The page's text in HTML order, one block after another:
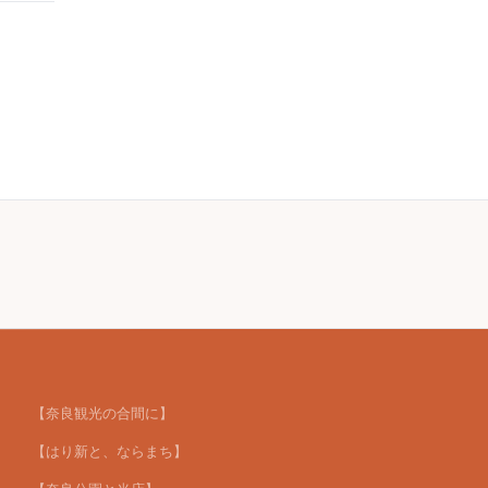
【奈良観光の合間に】
【はり新と、ならまち】